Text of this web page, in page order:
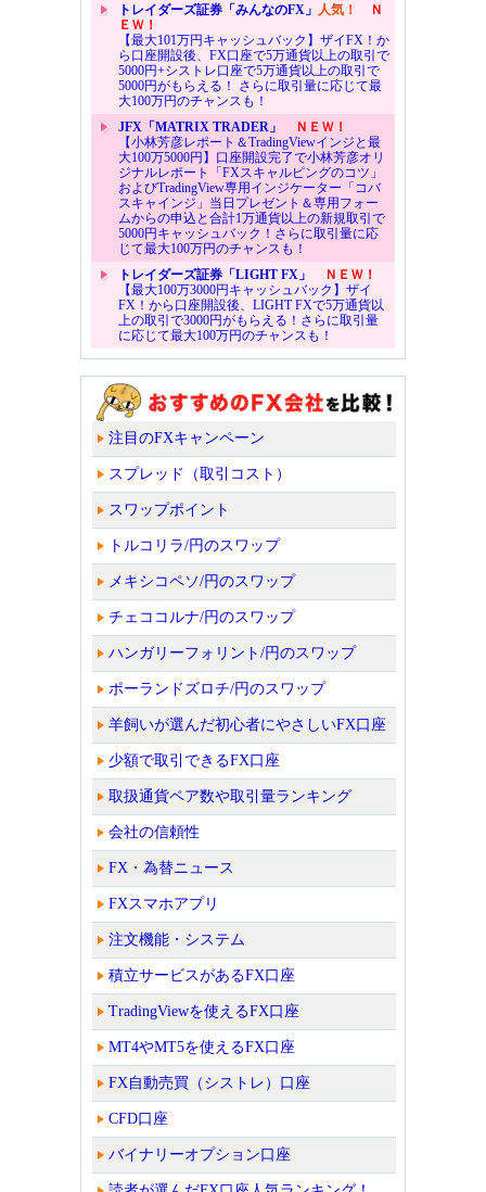
トレイダーズ証券「みんなのFX」 人気！
Ｎ
ＥＷ！
【最大101万円キャッシュバック】ザイFX！か
ら口座開設後、FX口座で5万通貨以上の取引で
5000円+シストレ口座で5万通貨以上の取引で
5000円がもらえる！ さらに取引量に応じて最
大100万円のチャンスも！
JFX「MATRIX TRADER」
ＮＥＷ！
【小林芳彦レポート＆TradingViewインジと最
大100万5000円】口座開設完了で小林芳彦オリ
ジナルレポート「FXスキャルピングのコツ」
およびTradingView専用インジケーター「コバ
スキャインジ」当日プレゼント＆専用フォー
ムからの申込と合計1万通貨以上の新規取引で
5000円キャッシュバック！さらに取引量に応
じて最大100万円のチャンスも！
トレイダーズ証券「LIGHT FX」
ＮＥＷ！
【最大100万3000円キャッシュバック】ザイ
FX！から口座開設後、LIGHT FXで5万通貨以
上の取引で3000円がもらえる！さらに取引量
に応じて最大100万円のチャンスも！
注目のFXキャンペーン
スプレッド（取引コスト）
スワップポイント
トルコリラ/円のスワップ
メキシコペソ/円のスワップ
チェココルナ/円のスワップ
ハンガリーフォリント/円のスワップ
ポーランドズロチ/円のスワップ
羊飼いが選んだ初心者にやさしいFX口座
少額で取引できるFX口座
取扱通貨ペア数や取引量ランキング
会社の信頼性
FX・為替ニュース
FXスマホアプリ
注文機能・システム
積立サービスがあるFX口座
TradingViewを使えるFX口座
MT4やMT5を使えるFX口座
FX自動売買（シストレ）口座
CFD口座
バイナリーオプション口座